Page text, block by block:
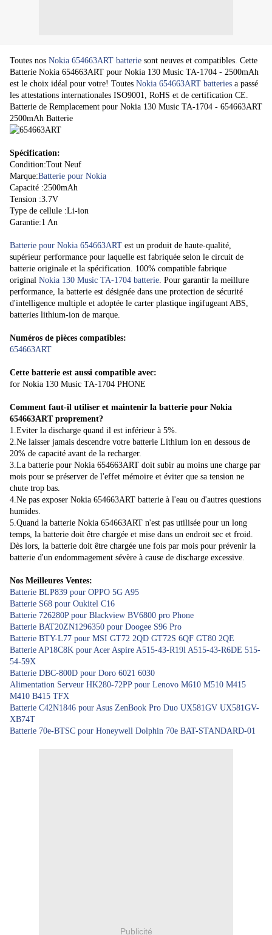
Toutes nos Nokia 654663ART batterie sont neuves et compatibles. Cette
Batterie Nokia 654663ART pour Nokia 130 Music TA-1704 - 2500mAh
est le choix idéal pour votre! Toutes Nokia 654663ART batteries a passé
les attestations internationales ISO9001, RoHS et de certification CE.
Batterie de Remplacement pour Nokia 130 Music TA-1704 - 654663ART
2500mAh Batterie
Spécification:
Condition:Tout Neuf
Marque:Batterie pour Nokia
Capacité :2500mAh
Tension :3.7V
Type de cellule :Li-ion
Garantie:1 An
Batterie pour Nokia 654663ART est un produit de haute-qualité,
supérieur performance pour laquelle est fabriquée selon le circuit de
batterie originale et la spécification. 100% compatible fabrique
original Nokia 130 Music TA-1704 batterie. Pour garantir la meillure
performance, la batterie est désignée dans une protection de sécurité
d'intelligence multiple et adoptée le carter plastique ingifugeant ABS,
batteries lithium-ion de marque.
Numéros de pièces compatibles:
654663ART
Cette batterie est aussi compatible avec:
for Nokia 130 Music TA-1704 PHONE
Comment faut-il utiliser et maintenir la batterie pour Nokia
654663ART proprement?
1.Eviter la discharge quand il est inférieur à 5%.
2.Ne laisser jamais descendre votre batterie Lithium ion en dessous de
20% de capacité avant de la recharger.
3.La batterie pour Nokia 654663ART doit subir au moins une charge par
mois pour se préserver de l'effet mémoire et éviter que sa tension ne
chute trop bas.
4.Ne pas exposer Nokia 654663ART batterie à l'eau ou d'autres questions
humides.
5.Quand la batterie Nokia 654663ART n'est pas utilisée pour un long
temps, la batterie doit être chargée et mise dans un endroit sec et froid.
Dès lors, la batterie doit être chargée une fois par mois pour prévenir la
batterie d'un endommagement sévère à cause de discharge excessive.
Nos Meilleures Ventes:
Batterie BLP839 pour OPPO 5G A95
Batterie S68 pour Oukitel C16
Batterie 726280P pour Blackview BV6800 pro Phone
Batterie BAT20ZN1296350 pour Doogee S96 Pro
Batterie BTY-L77 pour MSI GT72 2QD GT72S 6QF GT80 2QE
Batterie AP18C8K pour Acer Aspire A515-43-R19l A515-43-R6DE 515-
54-59X
Batterie DBC-800D pour Doro 6021 6030
Alimentation Serveur HK280-72PP pour Lenovo M610 M510 M415
M410 B415 TFX
Batterie C42N1846 pour Asus ZenBook Pro Duo UX581GV UX581GV-
XB74T
Batterie 70e-BTSC pour Honeywell Dolphin 70e BAT-STANDARD-01
Publicité